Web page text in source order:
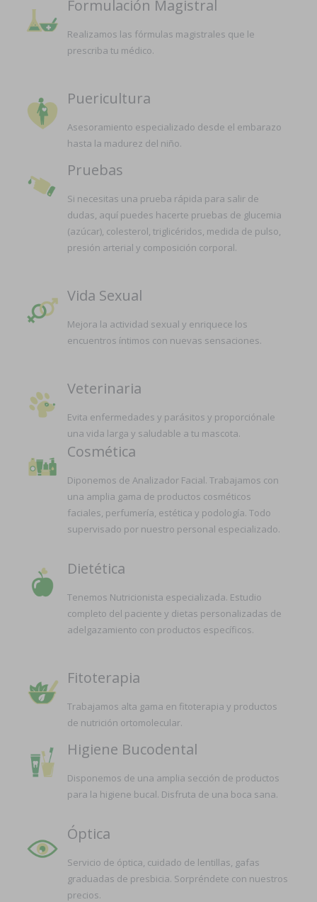
Formulación Magistral
Realizamos las fórmulas magistrales que le
prescriba tu médico.
Puericultura
Asesoramiento especializado desde el embarazo
hasta la madurez del niño.
Pruebas
Si necesitas una prueba rápida para salir de
dudas, aquí puedes hacerte pruebas de glucemia
(azúcar), colesterol, triglicéridos, medida de pulso,
presión arterial y composición corporal.
Vida Sexual
Mejora la actividad sexual y enriquece los
encuentros íntimos con nuevas sensaciones.
Veterinaria
Evita enfermedades y parásitos y proporciónale
una vida larga y saludable a tu mascota.
Cosmética
Diponemos de Analizador Facial. Trabajamos con
una amplia gama de productos cosméticos
faciales, perfumería, estética y podología. Todo
supervisado por nuestro personal especializado.
Dietética
Tenemos Nutricionista especializada. Estudio
completo del paciente y dietas personalizadas de
adelgazamiento con productos específicos.
Fitoterapia
Trabajamos alta gama en fitoterapia y productos
de nutrición ortomolecular.
Higiene Bucodental
Disponemos de una amplia sección de productos
para la higiene bucal. Disfruta de una boca sana.
Óptica
Servicio de óptica, cuidado de lentillas, gafas
graduadas de presbicia. Sorpréndete con nuestros
precios.